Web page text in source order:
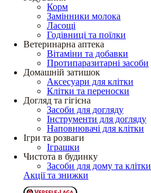
Корм
Замінники молока
Ласощі
Годівниці та поїлки
Ветеринарна аптека
Вітаміни та добавки
Протипаразитарні засоби
Домашній затишок
Аксесуари для клітки
Клітки та переноски
Догляд та гігієна
Засоби для догляду
Інструменти для догляду
Наповнювачі для клітки
Ігри та розваги
Іграшки
Чистота в будинку
Засоби для дому та клітки
Акції та знижки